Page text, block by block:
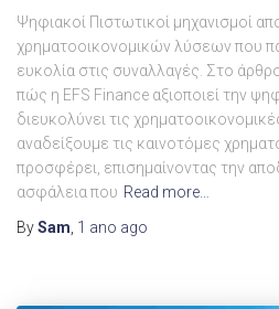
Ψηφιακοί Πιστωτικοί μηχανισμοί
χρηματοοικονομικών λύσεων που
ευκολία στις συναλλαγές. Στο
πώς η EFS Finance αξιοποιεί την
διευκολύνει τις
αναδείξουμε τις καινοτόμες
προσφέρει, επισημαίνοντας την
ασφάλεια που Read more…
BySam, 1 ano ago